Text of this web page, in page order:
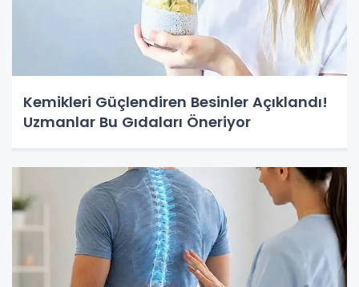
Kemikleri Güçlendiren Besinler Açıklandı!
Uzmanlar Bu Gıdaları Öneriyor